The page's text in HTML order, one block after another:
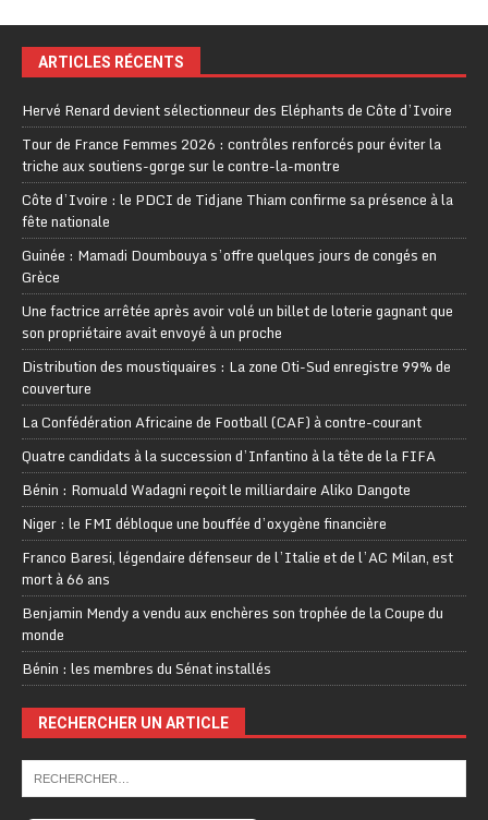
ARTICLES RÉCENTS
Hervé Renard devient sélectionneur des Eléphants de Côte d’Ivoire
Tour de France Femmes 2026 : contrôles renforcés pour éviter la
triche aux soutiens-gorge sur le contre-la-montre
Côte d’Ivoire : le PDCI de Tidjane Thiam confirme sa présence à la
fête nationale
Guinée : Mamadi Doumbouya s’offre quelques jours de congés en
Grèce
Une factrice arrêtée après avoir volé un billet de loterie gagnant que
son propriétaire avait envoyé à un proche
Distribution des moustiquaires : La zone Oti-Sud enregistre 99% de
couverture
La Confédération Africaine de Football (CAF) à contre-courant
Quatre candidats à la succession d’Infantino à la tête de la FIFA
Bénin : Romuald Wadagni reçoit le milliardaire Aliko Dangote
Niger : le FMI débloque une bouffée d’oxygène financière
Franco Baresi, légendaire défenseur de l’Italie et de l’AC Milan, est
mort à 66 ans
Benjamin Mendy a vendu aux enchères son trophée de la Coupe du
monde
Bénin : les membres du Sénat installés
RECHERCHER UN ARTICLE